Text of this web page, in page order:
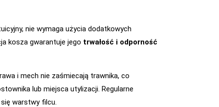
nie wymaga użycia dodatkowych
kosza gwarantuje jego trwałość i odporność
i mech nie zaśmiecają trawnika, co
lub miejsca utylizacji. Regularne
warstwy filcu.